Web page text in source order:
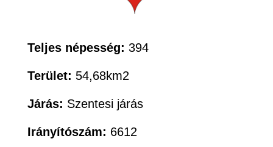
Teljes népesség: 394
Terület: 54,68km2
Járás: Szentesi járás
Irányítószám: 6612